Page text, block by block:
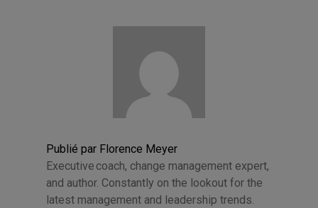
Publié par Florence Meyer
Executive coach, change management expert,
and author. Constantly on the lookout for the
latest management and leadership trends.